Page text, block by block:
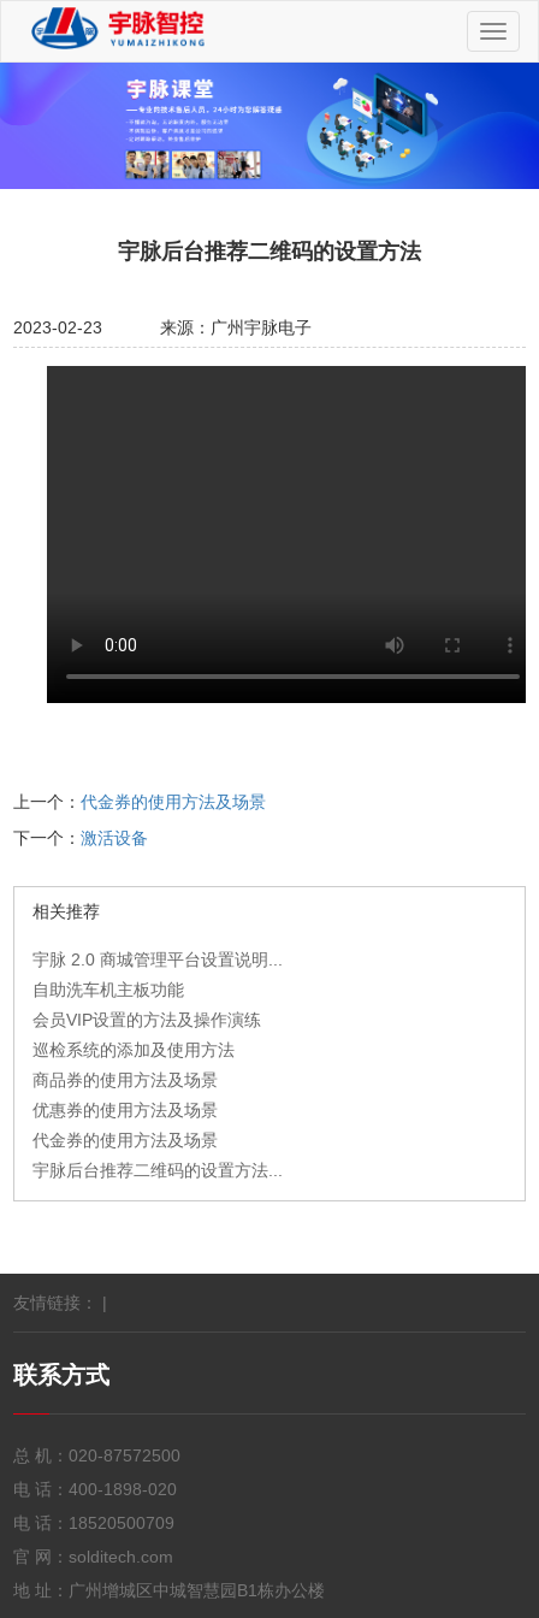
切
换
宇脉后台推荐二维码的设置方法
2023-02-23 来源：广州宇脉电子
上一个：代金券的使用方法及场景
下一个：激活设备
相关推荐
宇脉 2.0 商城管理平台设置说明...
自助洗车机主板功能
会员VIP设置的方法及操作演练
巡检系统的添加及使用方法
商品券的使用方法及场景
优惠券的使用方法及场景
代金券的使用方法及场景
宇脉后台推荐二维码的设置方法...
友情链接： |
联系方式
总 机：020-87572500
电 话：400-1898-020
电 话： 18520500709
官 网：solditech.com
地 址：广州增城区中城智慧园B1栋办公楼